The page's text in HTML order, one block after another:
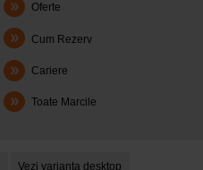
Oferte
Cum Rezerv
Cariere
Toate Marcile
Vezi varianta desktop